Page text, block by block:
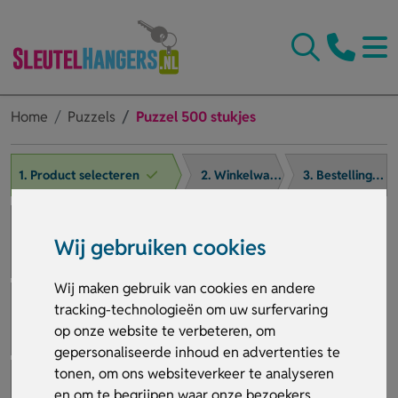
Wij gebruiken cookies
Wij maken gebruik van cookies en andere
tracking-technologieën om uw surfervaring
op onze website te verbeteren, om
gepersonaliseerde inhoud en advertenties te
tonen, om ons websiteverkeer te analyseren
Home Puzzels Puzzel 500 stukjes
1. Product selecteren 2. Winkelwagen 3. Bestelling afronden